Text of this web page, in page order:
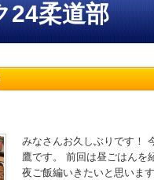
24柔道部
みなさんお久しぶりです！
鷹です。 前回は昼ごはんを
夜ご飯編いきたいと思いま